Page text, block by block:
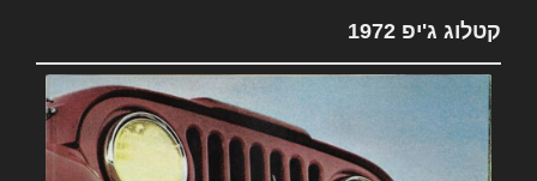
קטלוג ג'יפ 1972